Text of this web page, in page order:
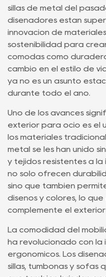
sillas de metal del
diseñadores están
innovación de
sostenibilidad para
cómodas como
cambio en el estilo de
ya no es un asunto
durante todo el año.
Uno de los avances
exterior para ocio es el
los materiales
metal se les han unido
y tejidos resistentes a la
no solo ofrecen
sino que también
diseños y colores, lo
complemente el
La comodidad del
ha revolucionado con
ergonómicos. Los
sillas, tumbonas y sofás